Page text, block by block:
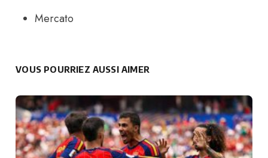
Mercato
VOUS POURRIEZ AUSSI AIMER